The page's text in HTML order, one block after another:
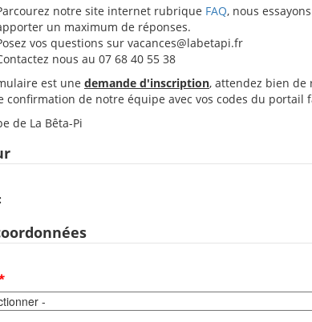
notre site internet rubrique FAQ, nous
un maximum de réponses.
vos questions sur vacances@labetapi.fr
nous au 07 68 40 55 38
est une demande d'inscription, attendez bien de
confirmation de notre équipe avec vos codes du portail
de La Bêta-Pi